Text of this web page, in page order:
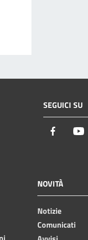
SEGUICI SU
Facebook
NOVITÀ
Notizie
Comunicati